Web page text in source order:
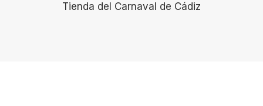
Tienda del Carnaval de Cádiz